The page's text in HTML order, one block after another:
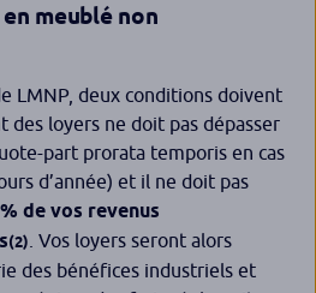
meublé non
LMNP, deux conditions doivent
des loyers ne doit pas dépasser
part prorata temporis en cas
d’année) et il ne doit pas
de vos revenus
(2) . Vos loyers seront alors
des bénéfices industriels et